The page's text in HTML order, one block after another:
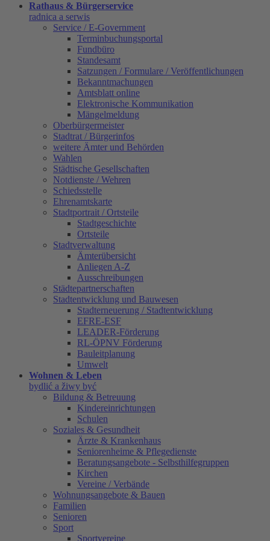
Rathaus & Bürgerservice
radnica a serwis
Service / E-Government
Terminbuchungsportal
Fundbüro
Standesamt
Satzungen / Formulare / Veröffentlichungen
Bekanntmachungen
Amtsblatt online
Elektronische Kommunikation
Mängelmeldung
Oberbürgermeister
Stadtrat / Bürgerinfos
weitere Ämter und Behörden
Wahlen
Städtische Gesellschaften
Notdienste / Wehren
Schiedsstelle
Ehrenamtskarte
Stadtportrait / Ortsteile
Stadtgeschichte
Ortsteile
Stadtverwaltung
Ämterübersicht
Anliegen A-Z
Ausschreibungen
Städtepartnerschaften
Stadtentwicklung und Bauwesen
Stadterneuerung / Stadtentwicklung
EFRE-ESF
LEADER-Förderung
RL-ÖPNV Förderung
Bauleitplanung
Umwelt
Wohnen & Leben
bydlić a žiwy być
Bildung & Betreuung
Kindereinrichtungen
Schulen
Soziales & Gesundheit
Ärzte & Krankenhaus
Seniorenheime & Pflegedienste
Beratungsangebote - Selbsthilfegruppen
Kirchen
Vereine / Verbände
Wohnungsangebote & Bauen
Familien
Senioren
Sport
Sportvereine